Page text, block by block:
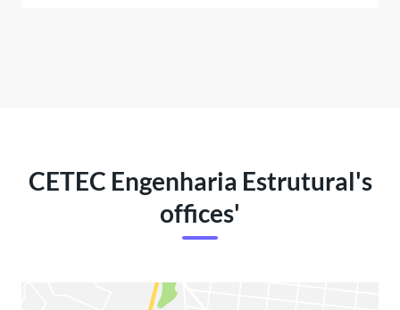
CETEC Engenharia Estrutural's
offices'